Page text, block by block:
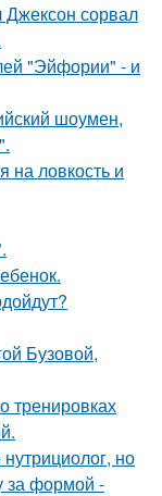
Джексон сорвал
"Эйфории" - и
шоумен,
на ловкость и
Бузовой,
тренировках
но
за формой -